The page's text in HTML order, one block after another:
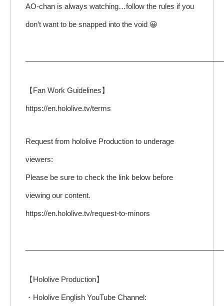
AO-chan is always watching…follow the rules if you
don’t want to be snapped into the void 😀
【Fan Work Guidelines】
https://en.hololive.tv/terms
Request from hololive Production to underage
viewers:
Please be sure to check the link below before
viewing our content.
https://en.hololive.tv/request-to-minors
【Hololive Production】
・Hololive English YouTube Channel: